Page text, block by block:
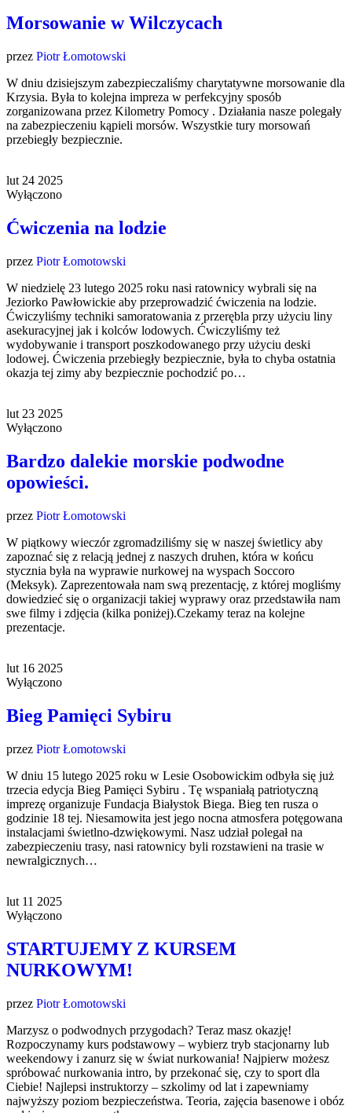
Morsowanie w Wilczycach
przez Piotr Łomotowski
W dniu dzisiejszym zabezpieczaliśmy charytatywne morsowanie dla
Krzysia. Była to kolejna impreza w perfekcyjny sposób
zorganizowana przez Kilometry Pomocy . Działania nasze polegały
na zabezpieczeniu kąpieli morsów. Wszystkie tury morsowań
przebiegły bezpiecznie.
lut 24 2025
Wyłączono
Ćwiczenia na lodzie
przez Piotr Łomotowski
W niedzielę 23 lutego 2025 roku nasi ratownicy wybrali się na
Jeziorko Pawłowickie aby przeprowadzić ćwiczenia na lodzie.
Ćwiczyliśmy techniki samoratowania z przerębla przy użyciu liny
asekuracyjnej jak i kolców lodowych. Ćwiczyliśmy też
wydobywanie i transport poszkodowanego przy użyciu deski
lodowej. Ćwiczenia przebiegły bezpiecznie, była to chyba ostatnia
okazja tej zimy aby bezpiecznie pochodzić po…
lut 23 2025
Wyłączono
Bardzo dalekie morskie podwodne
opowieści.
przez Piotr Łomotowski
W piątkowy wieczór zgromadziliśmy się w naszej świetlicy aby
zapoznać się z relacją jednej z naszych druhen, która w końcu
stycznia była na wyprawie nurkowej na wyspach Soccoro
(Meksyk). Zaprezentowała nam swą prezentację, z której mogliśmy
dowiedzieć się o organizacji takiej wyprawy oraz przedstawiła nam
swe filmy i zdjęcia (kilka poniżej).Czekamy teraz na kolejne
prezentacje.
lut 16 2025
Wyłączono
Bieg Pamięci Sybiru
przez Piotr Łomotowski
W dniu 15 lutego 2025 roku w Lesie Osobowickim odbyła się już
trzecia edycja Bieg Pamięci Sybiru . Tę wspaniałą patriotyczną
imprezę organizuje Fundacja Białystok Biega. Bieg ten rusza o
godzinie 18 tej. Niesamowita jest jego nocna atmosfera potęgowana
instalacjami świetlno-dzwiękowymi. Nasz udział polegał na
zabezpieczeniu trasy, nasi ratownicy byli rozstawieni na trasie w
newralgicznych…
lut 11 2025
Wyłączono
STARTUJEMY Z KURSEM
NURKOWYM!
przez Piotr Łomotowski
Marzysz o podwodnych przygodach? Teraz masz okazję!
Rozpoczynamy kurs podstawowy – wybierz tryb stacjonarny lub
weekendowy i zanurz się w świat nurkowania! Najpierw możesz
spróbować nurkowania intro, by przekonać się, czy to sport dla
Ciebie! Najlepsi instruktorzy – szkolimy od lat i zapewniamy
najwyższy poziom bezpieczeństwa. Teoria, zajęcia basenowe i obóz